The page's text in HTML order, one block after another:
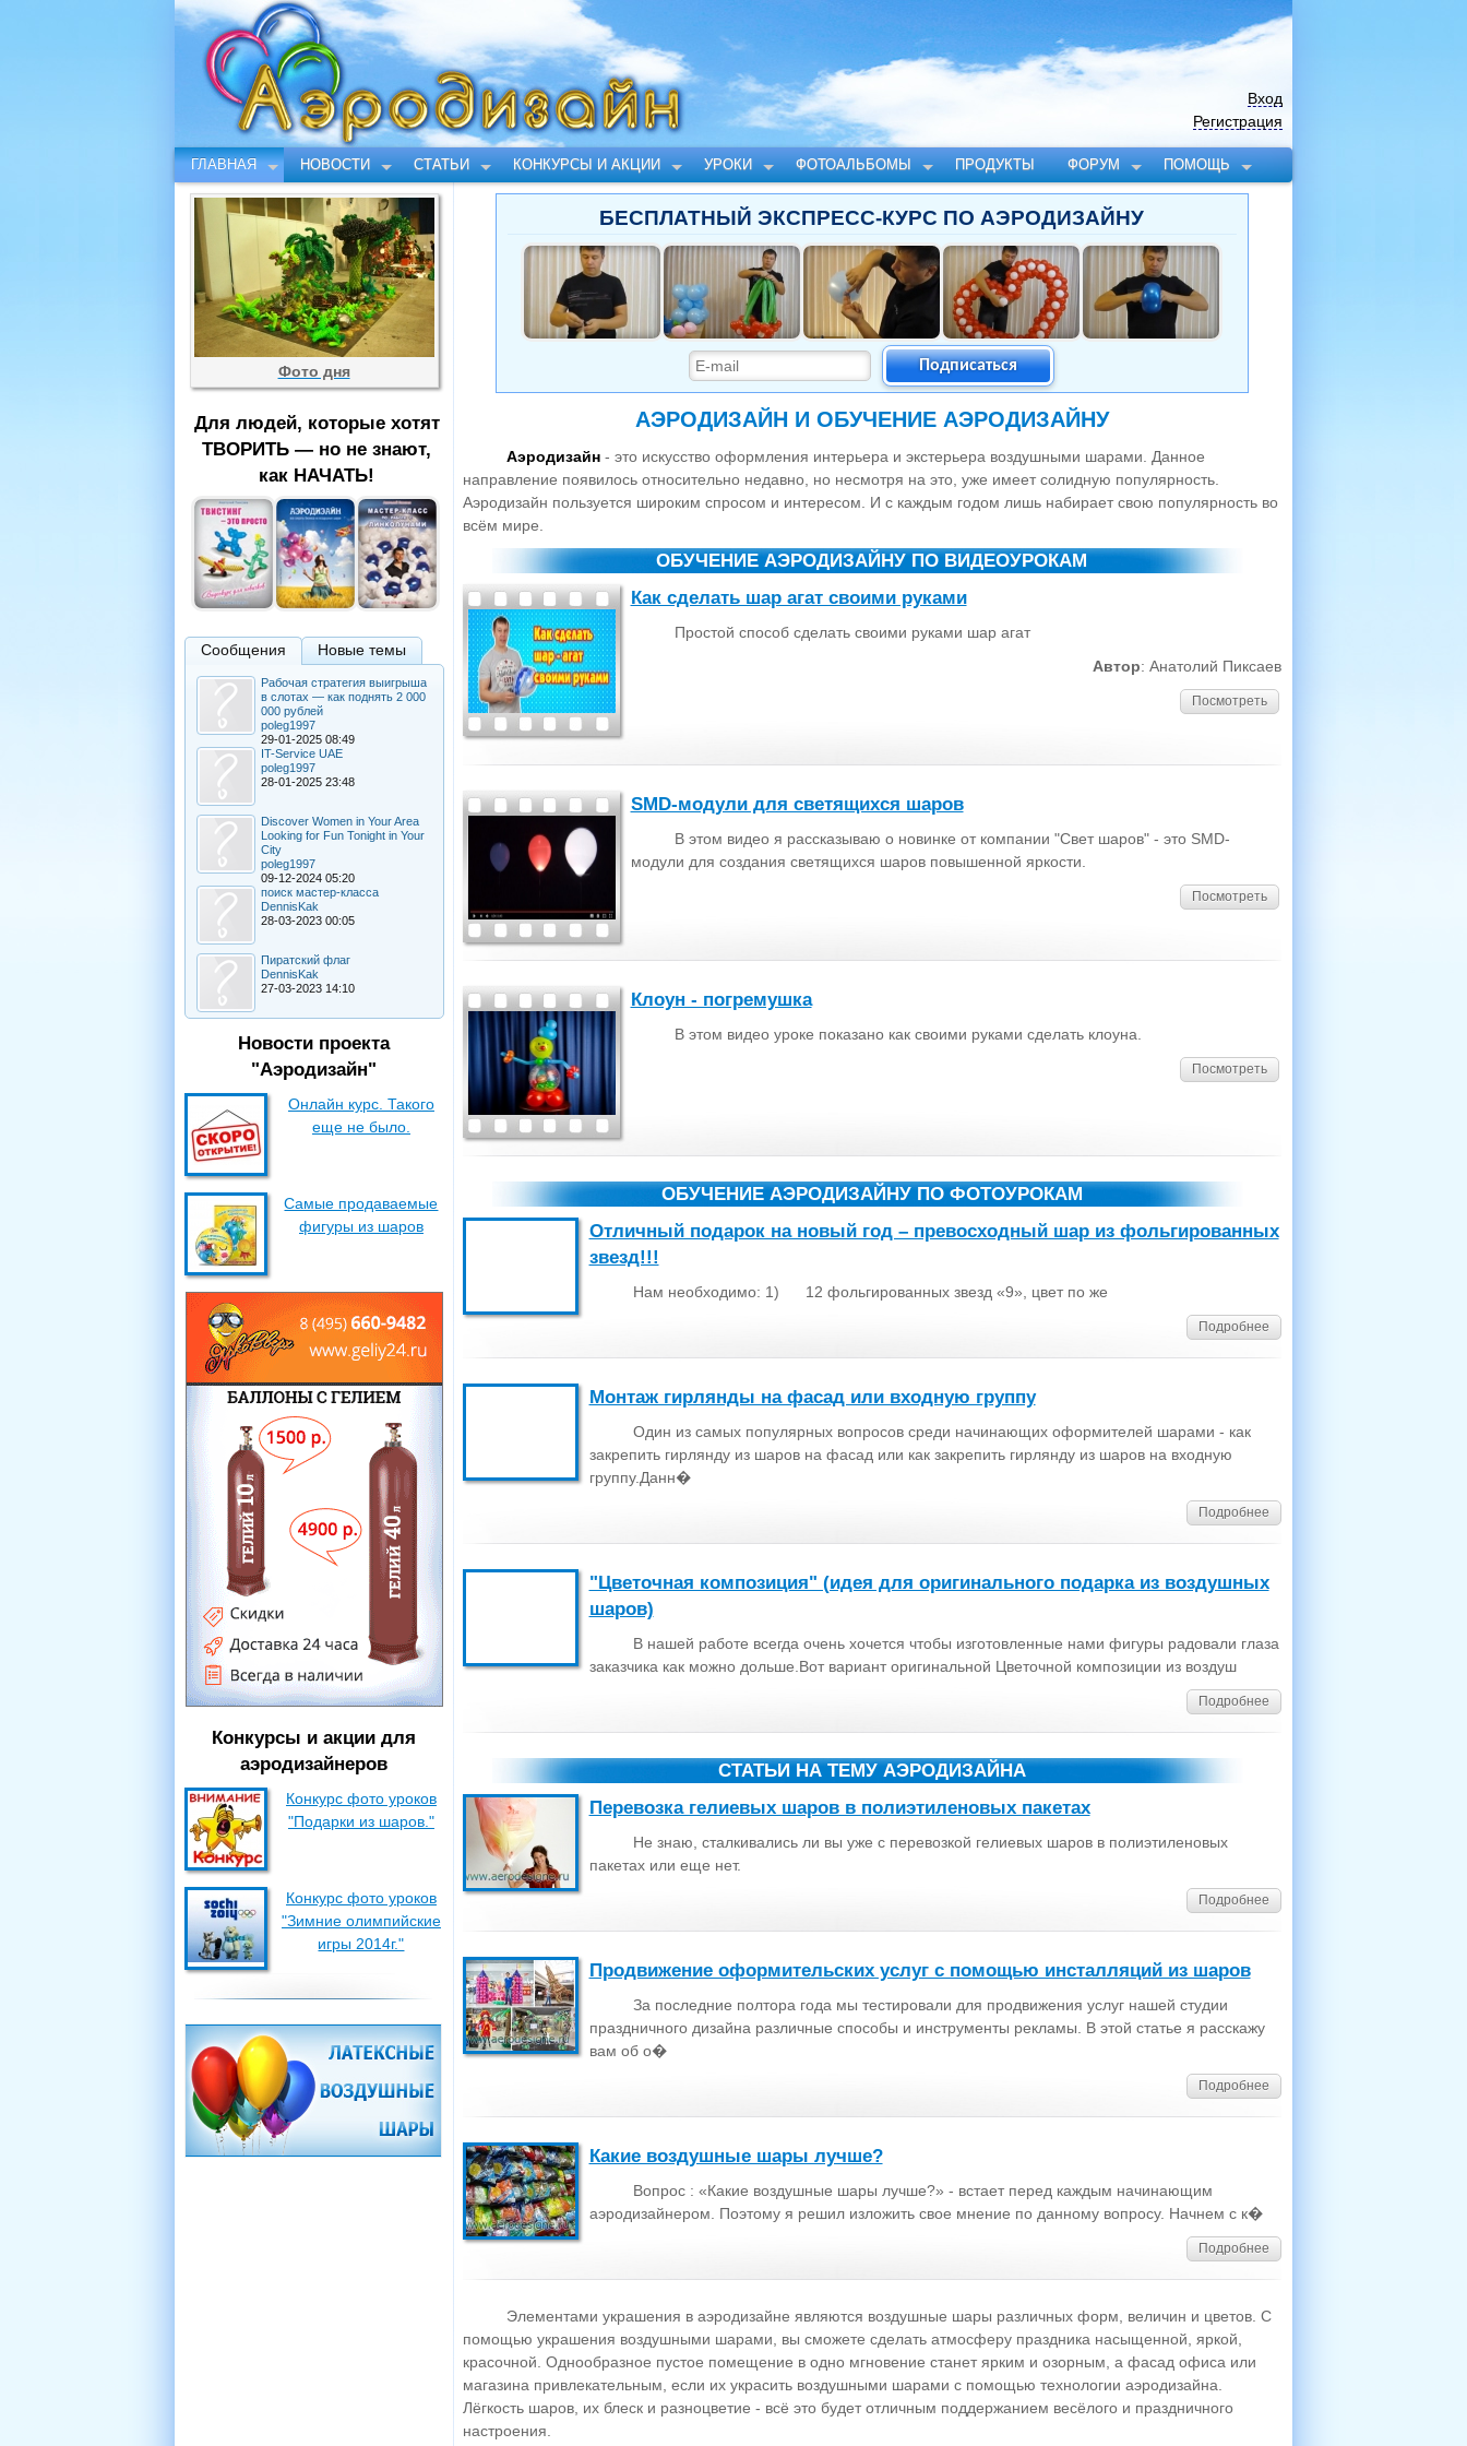
ГЛАВНАЯ НОВОСТИ СТАТЬИ КОНКУРСЫ И АКЦИИ УРОКИ ФОТОАЛЬБОМЫ ПРОДУКТЫ ФОРУМ ПОМОЩЬ
Вход
Регистрация
Фото дня
Для людей, которые хотят
ТВОРИТЬ — но не знают,
как НАЧАТЬ!
Сообщения Новые темы
Рабочая стратегия выигрыша
в слотах — как поднять 2 000
000 рублей
poleg1997
29-01-2025 08:49
IT-Service UAE
poleg1997
28-01-2025 23:48
Discover Women in Your Area
Looking for Fun Tonight in Your
City
poleg1997
09-12-2024 05:20
поиск мастер-класса
DennisKak
28-03-2023 00:05
Пиратский флаг
DennisKak
27-03-2023 14:10
Новости проекта
"Аэродизайн"
Онлайн курс. Такого
еще не было.
Самые продаваемые
фигуры из шаров
Конкурсы и акции для
аэродизайнеров
Конкурс фото уроков
"Подарки из шаров."
Конкурс фото уроков
"Зимние олимпийские
игры 2014г."
БЕСПЛАТНЫЙ ЭКСПРЕСС-КУРС ПО АЭРОДИЗАЙНУ
Подписаться
АЭРОДИЗАЙН И ОБУЧЕНИЕ АЭРОДИЗАЙНУ
Аэродизайн- это искусство оформления интерьера и экстерьера воздушными шарами. Данное
направление появилось относительно недавно, но несмотря на это, уже имеет солидную популярность.
Аэродизайн пользуется широким спросом и интересом. И с каждым годом лишь набирает свою популярность во
всём мире.
ОБУЧЕНИЕ АЭРОДИЗАЙНУ ПО ВИДЕОУРОКАМ
Как сделать шар агат своими руками
Простой способ сделать своими руками шар агат
Автор: Анатолий Пиксаев
Посмотреть
SMD-модули для светящихся шаров
В этом видео я рассказываю о новинке от компании "Свет шаров" - это SMD-
модули для создания светящихся шаров повышенной яркости.
Посмотреть
Клоун - погремушка
В этом видео уроке показано как своими руками сделать клоуна.
Посмотреть
ОБУЧЕНИЕ АЭРОДИЗАЙНУ ПО ФОТОУРОКАМ
Отличный подарок на новый год – превосходный шар из фольгированных
звезд!!!
Нам необходимо: 1) 12 фольгированных звезд «9», цвет по же
Подробнее
Монтаж гирлянды на фасад или входную группу
Один из самых популярных вопросов среди начинающих оформителей шарами - как
закрепить гирлянду из шаров на фасад или как закрепить гирлянду из шаров на входную
группу.Данн�
Подробнее
"Цветочная композиция" (идея для оригинального подарка из воздушных
шаров)
В нашей работе всегда очень хочется чтобы изготовленные нами фигуры радовали глаза
заказчика как можно дольше.Вот вариант оригинальной Цветочной композиции из воздуш
Подробнее
СТАТЬИ НА ТЕМУ АЭРОДИЗАЙНА
Перевозка гелиевых шаров в полиэтиленовых пакетах
Не знаю, сталкивались ли вы уже с перевозкой гелиевых шаров в полиэтиленовых
пакетах или еще нет.
Подробнее
Продвижение оформительских услуг с помощью инсталляций из шаров
За последние полтора года мы тестировали для продвижения услуг нашей студии
праздничного дизайна различные способы и инструменты рекламы. В этой статье я расскажу
вам об о�
Подробнее
Какие воздушные шары лучше?
Вопрос : «Какие воздушные шары лучше?» - встает перед каждым начинающим
аэродизайнером. Поэтому я решил изложить свое мнение по данному вопросу. Начнем с к�
Подробнее
Элементами украшения в аэродизайне являются воздушные шары различных форм, величин и цветов. С
помощью украшения воздушными шарами, вы сможете сделать атмосферу праздника насыщенной, яркой,
красочной. Однообразное пустое помещение в одно мгновение станет ярким и озорным, а фасад офиса или
магазина привлекательным, если их украсить воздушными шарами с помощью технологии аэродизайна.
Лёгкость шаров, их блеск и разноцветие - всё это будет отличным поддержанием весёлого и праздничного
настроения.